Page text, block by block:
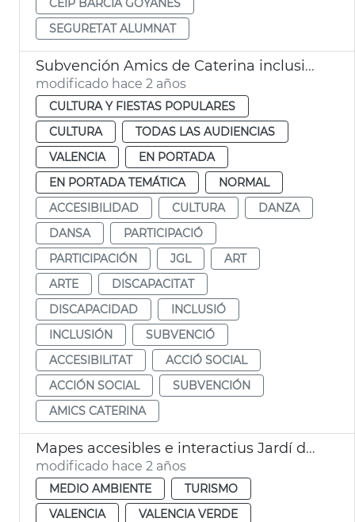
SEGURETAT ALUMNAT
Subvención Amics de Caterina inclusión
modificado hace 2 años
CULTURA Y FIESTAS POPULARES
CULTURA
TODAS LAS AUDIENCIAS
VALENCIA
EN PORTADA
EN PORTADA TEMÁTICA
NORMAL
ACCESIBILIDAD
CULTURA
DANZA
DANSA
PARTICIPACIÓ
PARTICIPACIÓN
JGL
ART
ARTE
DISCAPACITAT
DISCAPACIDAD
INCLUSIÓ
INCLUSIÓN
SUBVENCIÓ
ACCESIBILITAT
ACCIÓ SOCIAL
ACCIÓN SOCIAL
SUBVENCIÓN
AMICS CATERINA
Mapes accesibles e interactius Jardí del Túria
modificado hace 2 años
MEDIO AMBIENTE
TURISMO
VALENCIA
VALENCIA VERDE